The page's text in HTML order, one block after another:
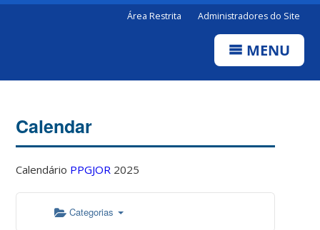
Área Restrita Administradores do Site
MENU
Calendar
Calendário PPGJOR 2025
Categorias
04:00
05:00